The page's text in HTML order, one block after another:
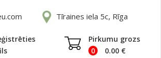
Tīraines iela 5c, Rīga
Pirkumu grozs
0
0.00 €